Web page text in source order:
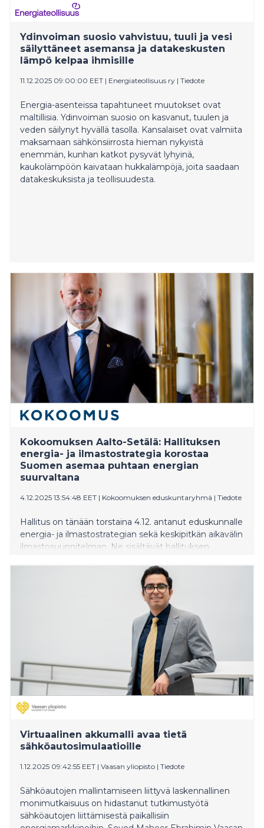
Ydinvoiman suosio vahvistuu, tuuli ja vesi
säilyttäneet asemansa ja datakeskusten
lämpö kelpaa ihmisille
11.12.2025 09:00:00 EET | Energiateollisuus ry | Tiedote
Energia-asenteissa tapahtuneet muutokset ovat
maltillisia. Ydinvoiman suosio on kasvanut, tuulen ja
veden säilynyt hyvällä tasolla. Kansalaiset ovat valmiita
maksamaan sähkönsiirrosta hieman nykyistä
enemmän, kunhan katkot pysyvät lyhyinä,
kaukolämpöön kaivataan hukkalämpöjä, joita saadaan
datakeskuksista ja teollisuudesta.
Kokoomuksen Aalto-Setälä: Hallituksen
energia- ja ilmastostrategia korostaa
Suomen asemaa puhtaan energian
suurvaltana
4.12.2025 13:54:48 EET | Kokoomuksen eduskuntaryhmä | Tiedote
Hallitus on tänään torstaina 4.12. antanut eduskunnalle
energia- ja ilmastostrategian sekä keskipitkän aikavälin
ilmastosuunnitelman. Ne sisältävät hallituksen
sekä toimista, joilla Suomesta tehdään puhtaan
Virtuaalinen akkumalli avaa tietä
sähköautosimulaatioille
1.12.2025 09:42:55 EET | Vaasan yliopisto | Tiedote
Sähköautojen mallintamiseen liittyvä laskennallinen
monimutkaisuus on hidastanut tutkimustyötä
sähköautojen liittämisestä paikallisiin